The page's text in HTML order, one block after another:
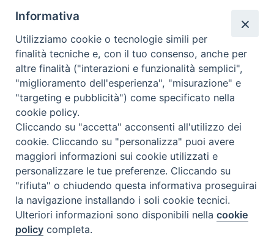
Comunicati Stampa
Il cordoglio dei Vescovi di Puglia per la morte di S.E.R. Mons. Agostino
Superbo
Nasce la Consulta Diocesana delle Aggregazioni Laicali di Castellaneta
Archivio comunicati stampa
2026 © Diocesi di Castellaneta
Informativa
Utilizziamo cookie o tecnologie simili per
finalità tecniche e, con il tuo consenso, anche per
altre finalità ("interazioni e funzionalità semplici",
"miglioramento dell'esperienza", "misurazione" e
"targeting e pubblicità") come specificato nella
cookie policy.
Cliccando su "accetta" acconsenti all'utilizzo dei
cookie. Cliccando su "personalizza" puoi avere
maggiori informazioni sui cookie utilizzati e
personalizzare le tue preferenze. Cliccando su
"rifiuta" o chiudendo questa informativa proseguirai
la navigazione installando i soli cookie tecnici.
Ulteriori informazioni sono disponibili nellacookie
policy completa.